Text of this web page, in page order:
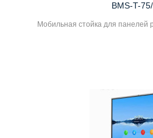
BMS-T-
Мобильная стойка для